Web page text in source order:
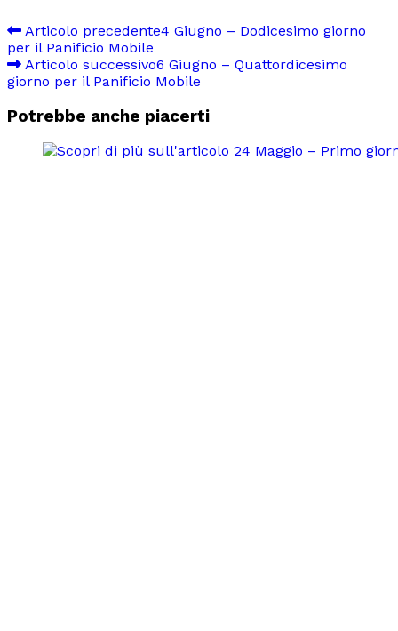
Articolo precedente4 Giugno – Dodicesimo giorno
per il Panificio Mobile
Articolo successivo6 Giugno – Quattordicesimo
giorno per il Panificio Mobile
Potrebbe anche piacerti